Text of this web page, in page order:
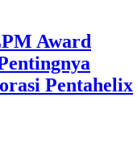
Award
Pentahelix